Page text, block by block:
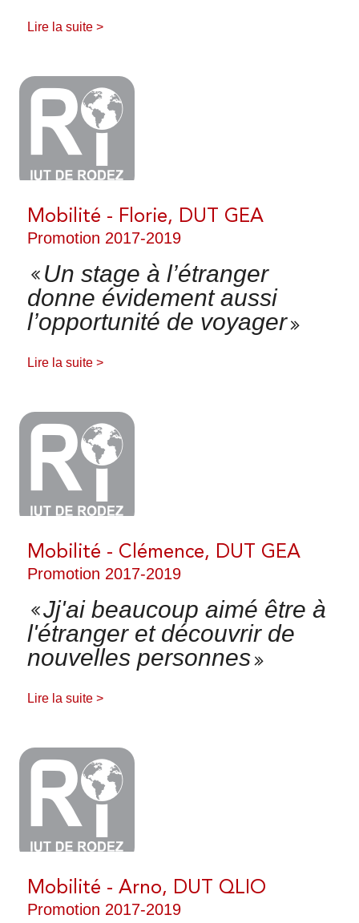
Lire la suite >
Mobilité - Florie, DUT GEA
Promotion 2017-2019
Un stage à l’étranger
donne évidement aussi
l’opportunité de voyager
Lire la suite >
Mobilité - Clémence, DUT GEA
Promotion 2017-2019
Jj'ai beaucoup aimé être à
l'étranger et découvrir de
nouvelles personnes
Lire la suite >
Mobilité - Arno, DUT QLIO
Promotion 2017-2019